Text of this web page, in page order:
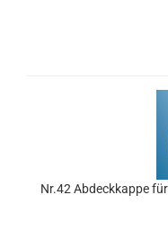
Nr.42 Abdeckkappe